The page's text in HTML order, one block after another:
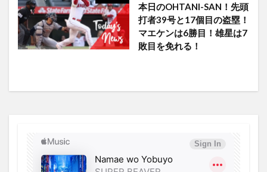
本日のOHTANI-SAN！先頭
打者39号と17個目の盗塁！
マエケンは6勝目！雄星は7
敗目を免れる！